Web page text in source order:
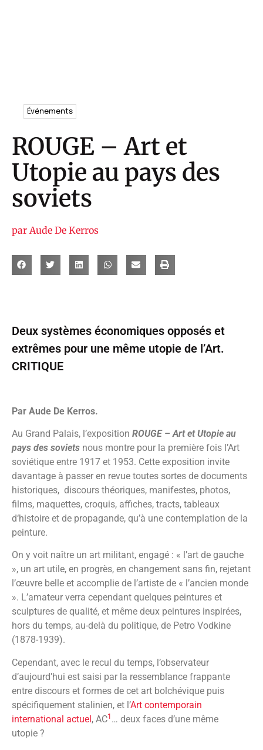
Événements
ROUGE – Art et
Utopie au pays des
soviets
par Aude De Kerros
Deux systèmes économiques opposés et
extrêmes pour une même utopie de l’Art.
CRITIQUE
Par Aude De Kerros.
Au Grand Palais, l’exposition ROUGE – Art et Utopie au
pays des soviets nous montre pour la première fois l’Art
soviétique entre 1917 et 1953. Cette exposition invite
davantage à passer en revue toutes sortes de documents
historiques, discours théoriques, manifestes, photos,
films, maquettes, croquis, affiches, tracts, tableaux
d‘histoire et de propagande, qu’à une contemplation de la
peinture.
On y voit naître un art militant, engagé : « l’art de gauche
», un art utile, en progrès, en changement sans fin, rejetant
l’œuvre belle et accomplie de l’artiste de « l’ancien monde
». L’amateur verra cependant quelques peintures et
sculptures de qualité, et même deux peintures inspirées,
hors du temps, au-delà du politique, de Petro Vodkine
(1878-1939).
Cependant, avec le recul du temps, l’observateur
d’aujourd’hui est saisi par la ressemblance frappante
entre discours et formes de cet art bolchévique puis
spécifiquement stalinien, et l’Art contemporain
international actuel, AC1 … deux faces d’une même
utopie ?